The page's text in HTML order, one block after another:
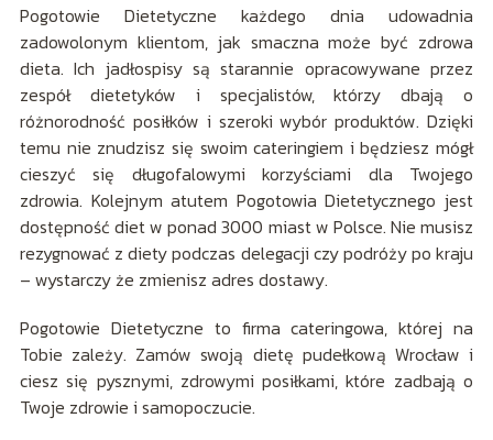
Pogotowie Dietetyczne każdego dnia udowadnia
zadowolonym klientom, jak smaczna może być zdrowa
dieta. Ich jadłospisy są starannie opracowywane przez
zespół dietetyków i specjalistów, którzy dbają o
różnorodność posiłków i szeroki wybór produktów. Dzięki
temu nie znudzisz się swoim cateringiem i będziesz mógł
cieszyć się długofalowymi korzyściami dla Twojego
zdrowia. Kolejnym atutem Pogotowia Dietetycznego jest
dostępność diet w ponad 3000 miast w Polsce. Nie musisz
rezygnować z diety podczas delegacji czy podróży po kraju
– wystarczy że zmienisz adres dostawy.
Pogotowie Dietetyczne to firma cateringowa, której na
Tobie zależy. Zamów swoją dietę pudełkową Wrocław i
ciesz się pysznymi, zdrowymi posiłkami, które zadbają o
Twoje zdrowie i samopoczucie.